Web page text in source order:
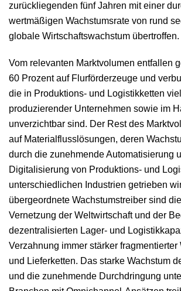
Geschäftsbericht 2019
Steuerungssystem
zurückliegenden fünf Jahren mit einer
wertmäßigen Wachstumsrate von rund
globale Wirtschaftswachstum übertroffen.
Vom relevanten Marktvolumen entfallen
60 Prozent auf Flurförderzeuge und
die in Produktions- und Logistikketten
produzierender Unternehmen sowie im
unverzichtbar sind. Der Rest des
auf Materialflusslösungen, deren
durch die zunehmende Automatisierung
Digitalisierung von Produktions- und
unterschiedlichen Industrien getrieben
übergeordnete Wachstumstreiber sind
Vernetzung der Weltwirtschaft und der
dezentralisierten Lager- und
Verzahnung immer stärker fragmentierter
und Lieferketten. Das starke Wachstum
und die zunehmende Durchdringung